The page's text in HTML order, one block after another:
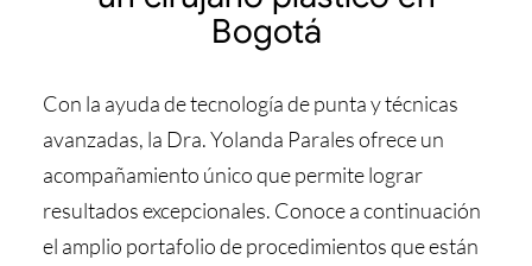
Bogotá
Con la ayuda de tecnología de punta y técnicas
avanzadas, la Dra. Yolanda Parales ofrece un
acompañamiento único que permite lograr
resultados excepcionales. Conoce a continuación
el amplio portafolio de procedimientos que están